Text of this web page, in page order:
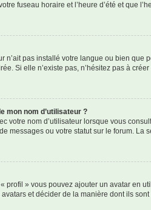
fuseau horaire et l’heure d’été et que
n’ait pas installé votre langue ou bien
Si elle n’existe pas, n’hésitez pas à
mon nom d’utilisateur ?
votre nom d’utilisateur lorsque vous
messages ou votre statut sur le forum.
profil » vous pouvez ajouter un avatar en
et décider de la manière dont ils